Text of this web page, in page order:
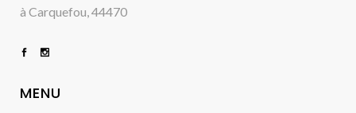
à Carquefou, 44470
MENU